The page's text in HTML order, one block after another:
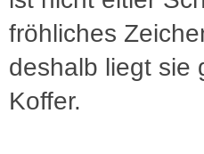
fröhliches
deshalb liegt sie
Koffer.